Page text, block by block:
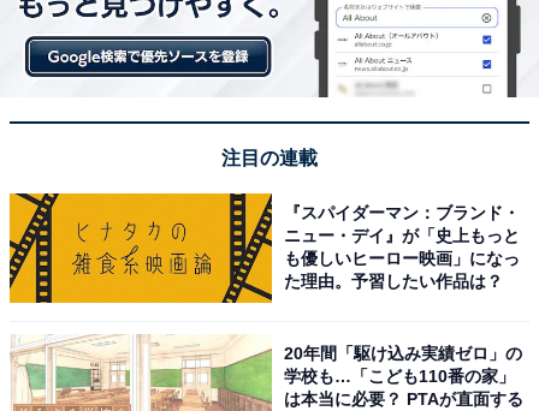
注目の連載
『スパイダーマン：ブランド・
ニュー・デイ』が「史上もっと
も優しいヒーロー映画」になっ
た理由。予習したい作品は？
20年間「駆け込み実績ゼロ」の
学校も…「こども110番の家」
は本当に必要？ PTAが直面する